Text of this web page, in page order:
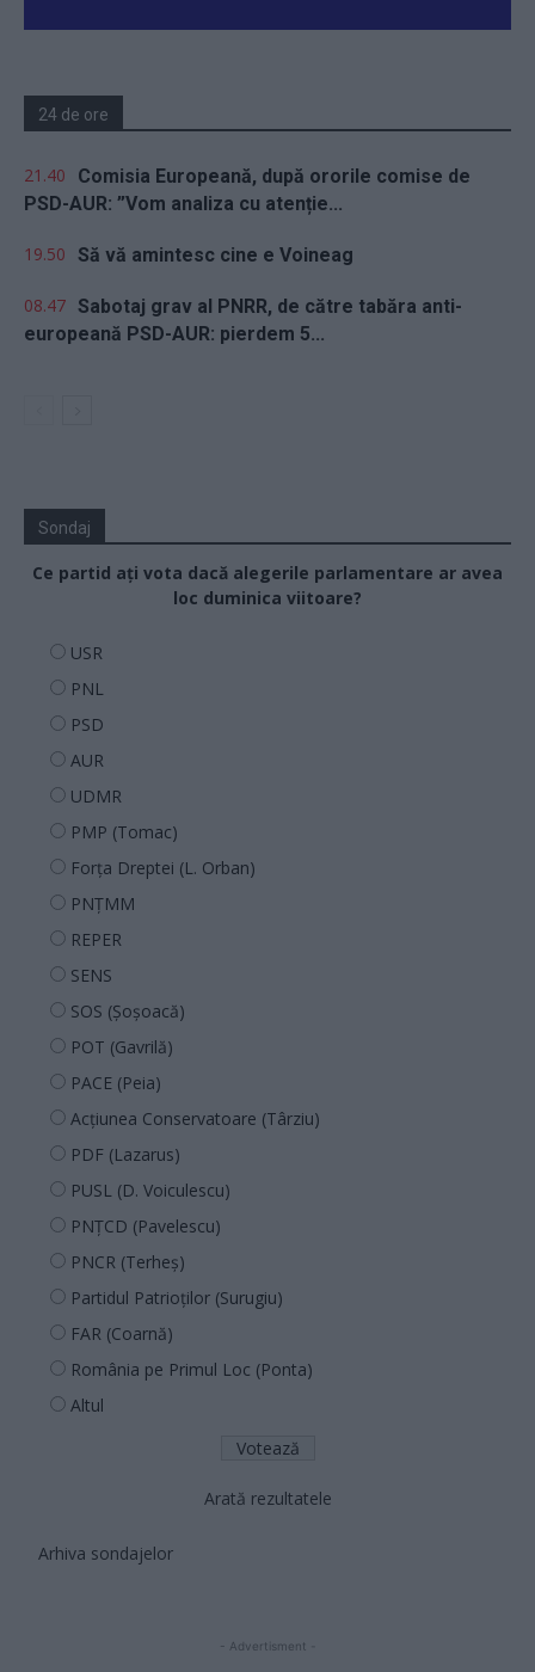
24 de ore
21.40
Comisia Europeană, după ororile comise de
PSD-AUR: ”Vom analiza cu atenție...
19.50 Să vă amintesc cine e Voineag
08.47 Sabotaj grav al PNRR, de către tabăra anti-
europeană PSD-AUR: pierdem 5...
Sondaj
Ce partid ați vota dacă alegerile parlamentare ar avea
loc duminica viitoare?
USR
PNL
PSD
AUR
UDMR
PMP (Tomac)
Forța Dreptei (L. Orban)
PNȚMM
REPER
SENS
SOS (Șoșoacă)
POT (Gavrilă)
PACE (Peia)
Acțiunea Conservatoare (Târziu)
PDF (Lazarus)
PUSL (D. Voiculescu)
PNȚCD (Pavelescu)
PNCR (Terheș)
Partidul Patrioților (Surugiu)
FAR (Coarnă)
România pe Primul Loc (Ponta)
Altul
Arată rezultatele
Arhiva sondajelor
- Advertisment -